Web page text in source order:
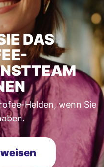
DAS
Helden, wenn Sie